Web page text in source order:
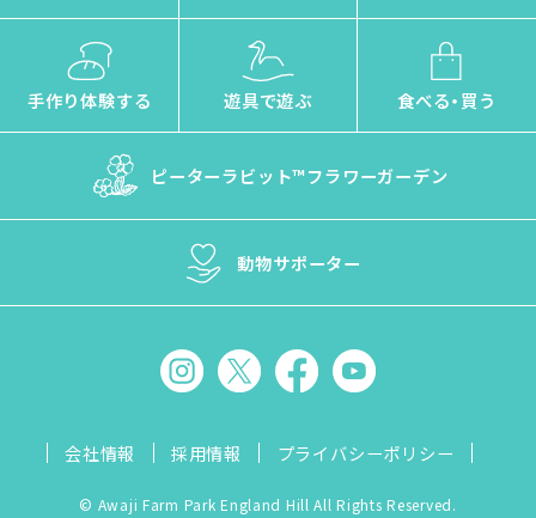
手作り体験する 遊具で遊ぶ 食べる・買う
ピーターラビット™フラワーガーデン
動物サポーター
会社情報 採用情報 プライバシーポリシー
© Awaji Farm Park England Hill All Rights Reserved.